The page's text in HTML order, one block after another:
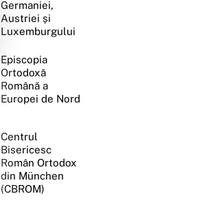
Germaniei,
Austriei și
Luxemburgului
Episcopia
Ortodoxă
Română a
Europei de Nord
Centrul
Bisericesc
Român Ortodox
din München
(CBROM)